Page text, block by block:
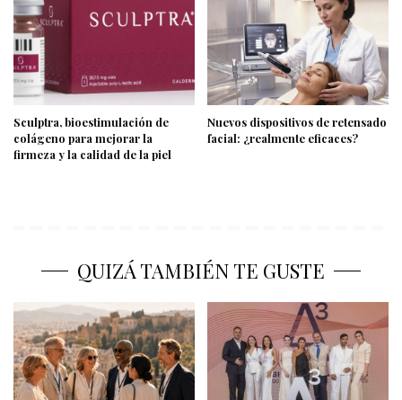
Sculptra, bioestimulación de
colágeno para mejorar la
firmeza y la calidad de la piel
Nuevos dispositivos de retensado
facial: ¿realmente eficaces?
QUIZÁ TAMBIÉN TE GUSTE